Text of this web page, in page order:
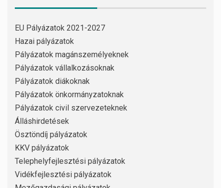
EU Pályázatok 2021-2027
Hazai pályázatok
Pályázatok magánszemélyeknek
Pályázatok vállalkozásoknak
Pályázatok diákoknak
Pályázatok önkormányzatoknak
Pályázatok civil szervezeteknek
Álláshirdetések
Ösztöndíj pályázatok
KKV pályázatok
Telephelyfejlesztési pályázatok
Vidékfejlesztési pályázatok